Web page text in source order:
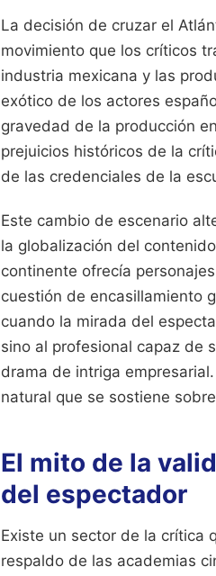
La decisión de cruzar el
movimiento que los críticos
industria mexicana y las
exótico de los actores
gravedad de la producción
prejuicios históricos de la
de las credenciales de la
Este cambio de escenario
la globalización del
continente ofrecía
cuestión de encasillamiento
cuando la mirada del
sino al profesional capaz de
drama de intriga
natural que se sostiene
El mito de la
del espectador
Existe un sector de la crítica
respaldo de las academias